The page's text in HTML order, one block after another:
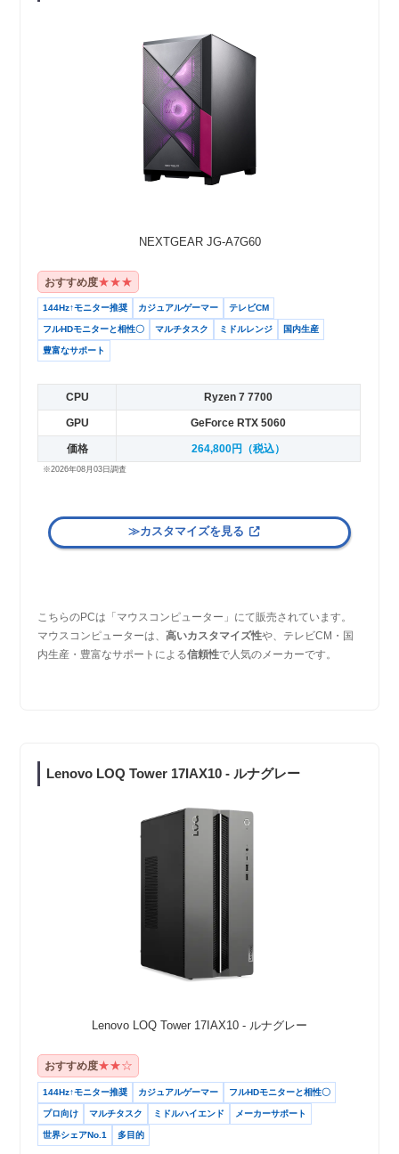
NEXTGEAR JG-A7G60
おすすめ度★★★
144Hz↑モニター推奨 カジュアルゲーマー テレビCM
フルHDモニターと相性〇 マルチタスク ミドルレンジ 国内生産
豊富なサポート
CPU Ryzen 7 7700
GPU GeForce RTX 5060
価格 264,800円（税込）
※2026年08月03日調査
≫カスタマイズを見る
こちらのPCは「マウスコンピューター」にて販売されています。
マウスコンピューターは、高いカスタマイズ性や、テレビCM・国
内生産・豊富なサポートによる信頼性で人気のメーカーです。
Lenovo LOQ Tower 17IAX10 - ルナグレー
Lenovo LOQ Tower 17IAX10 - ルナグレー
おすすめ度★★☆
144Hz↑モニター推奨 カジュアルゲーマー フルHDモニターと相性〇
プロ向け マルチタスク ミドルハイエンド メーカーサポート
世界シェアNo.1 多目的